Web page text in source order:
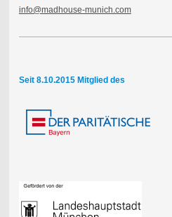
info@madhouse-munich.com
Seit 8.10.2015 Mitglied des